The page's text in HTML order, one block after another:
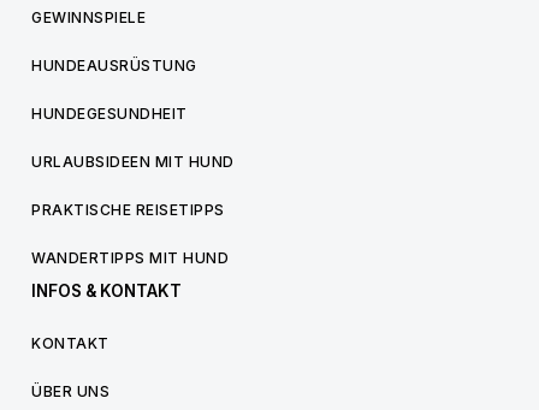
GEWINNSPIELE
HUNDEAUSRÜSTUNG
HUNDEGESUNDHEIT
URLAUBSIDEEN MIT HUND
PRAKTISCHE REISETIPPS
WANDERTIPPS MIT HUND
INFOS & KONTAKT
KONTAKT
ÜBER UNS